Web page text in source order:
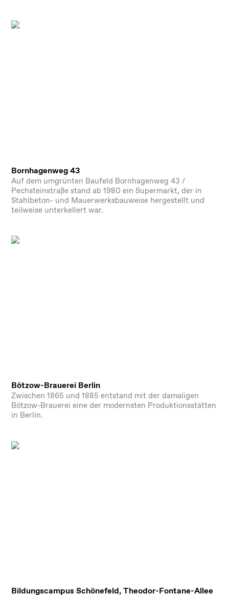
Bornhagenweg 43
Auf dem umgrünten Baufeld Bornhagenweg 43 /
Pechsteinstraße stand ab 1980 ein Supermarkt, der in
Stahlbeton- und Mauerwerksbauweise hergestellt und
teilweise unterkellert war.
Bötzow-Brauerei Berlin
Zwischen 1865 und 1885 entstand mit der damaligen
Bötzow-Brauerei eine der modernsten Produktionsstätten
in Berlin.
Bildungscampus Schönefeld, Theodor-Fontane-Allee